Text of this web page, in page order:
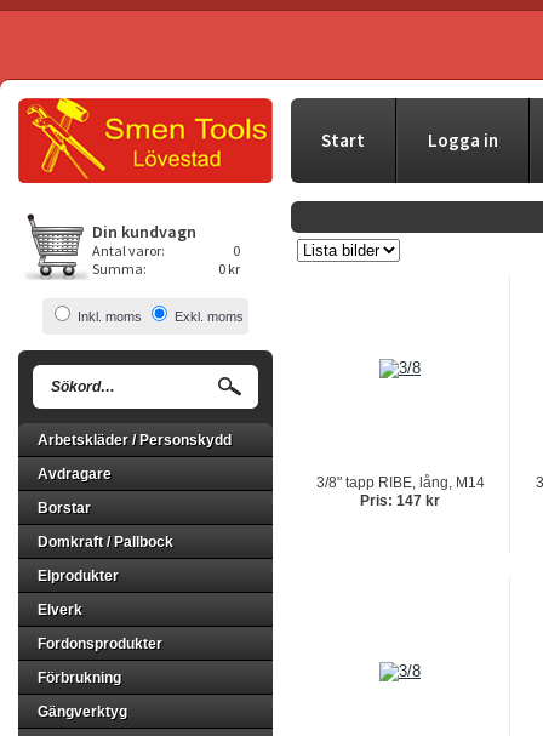
Start Logga in
Din kundvagn
Antal varor:
0
Summa:
0 kr
Inkl. moms Exkl. moms
Arbetskläder / Personskydd
Avdragare
Borstar
Domkraft / Pallbock
Elprodukter
Elverk
Fordonsprodukter
Förbrukning
Gängverktyg
3/8" tapp RIBE, lång, M14
Pris: 147 kr